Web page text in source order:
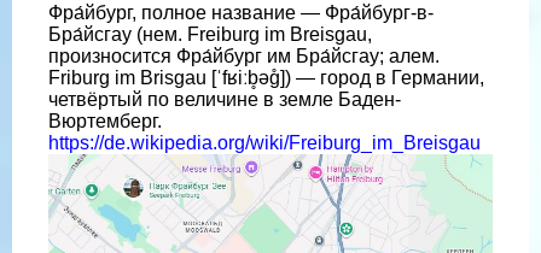
Фра́йбург, полное название — Фра́йбург-в-
Бра́йсгау (нем. Freiburg im Breisgau,
произносится Фра́йбург им Бра́йсгау; алем.
Friburg im Brisgau [ˈfʁiːb̥əg̊]) — город в Германии,
четвёртый по величине в земле Баден-
Вюртемберг.
https://de.wikipedia.org/wiki/Freiburg_im_Breisgau